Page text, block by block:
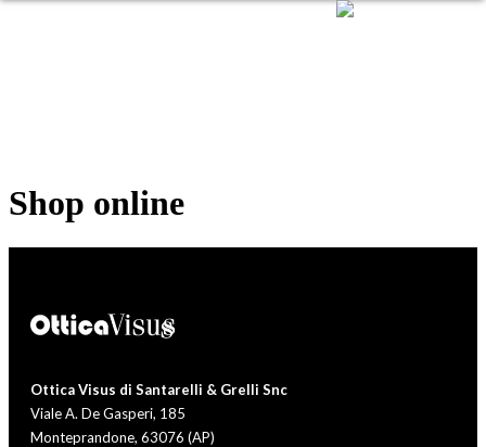
Shop online
Ottica Visus di Santarelli & Grelli Snc
Viale A. De Gasperi, 185
Monteprandone, 63076 (AP)